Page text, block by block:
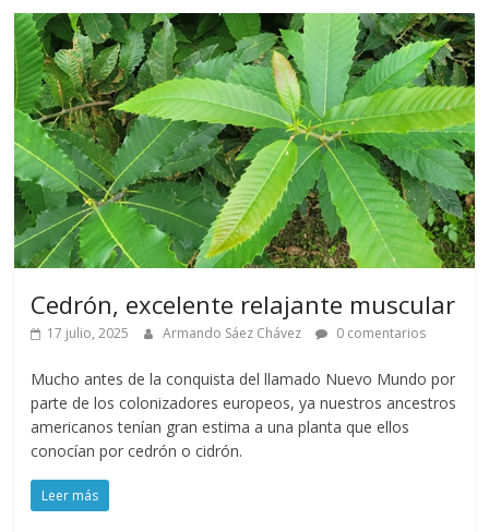
Cedrón, excelente relajante muscular
17 julio, 2025 Armando Sáez Chávez 0 comentarios
Mucho antes de la conquista del llamado Nuevo Mundo por
parte de los colonizadores europeos, ya nuestros ancestros
americanos tenían gran estima a una planta que ellos
conocían por cedrón o cidrón.
Leer más